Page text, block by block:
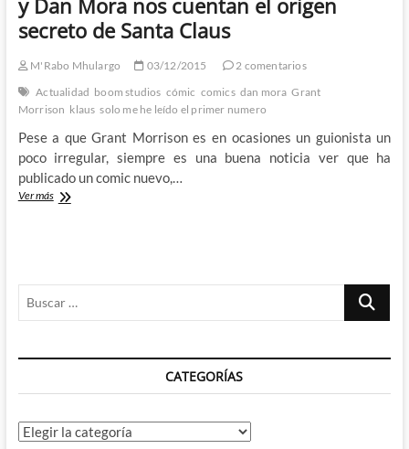
de
Latorre
claro
son
los
amigos
de
la
humanidad
secreto de Santa Claus
M'Rabo Mhulargo 03/12/2015
2 comentarios
Actualidad boom studios cómic comics dan mora Grant
Morrison klaus solo me he leído el primer numero
Pese a que Grant Morrison es en ocasiones un guionista un
poco irregular, siempre es una buena noticia ver que ha
publicado un comic nuevo,…
Ver másKlaus
Dan
Mora
cuentan
origen
de
Santa
Buscar
CATEGORÍAS
Categorías